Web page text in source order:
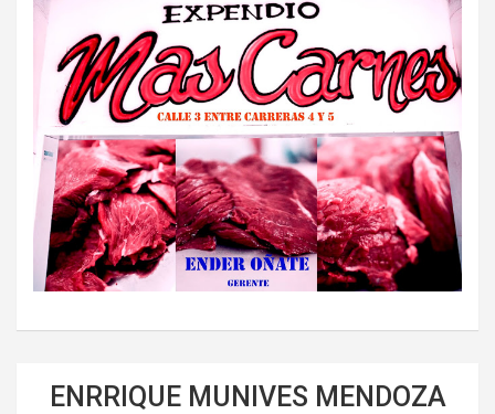
ENRRIQUE MUNIVES MENDOZA